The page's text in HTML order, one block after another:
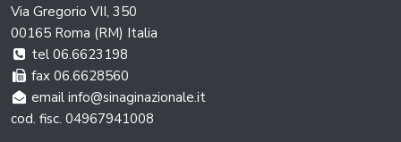
Via Gregorio VII, 350
00165 Roma (RM) Italia
tel 06.6623198
fax 06.6628560
email info@sinaginazionale.it
cod. fisc. 04967941008